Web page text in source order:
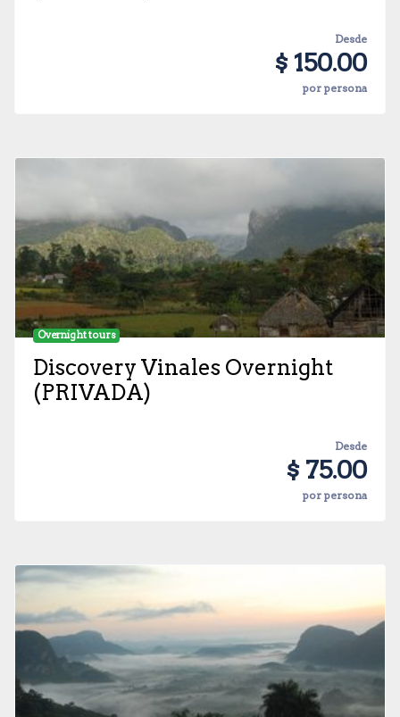
Desde
$ 150.00
por persona
Overnight tours
Discovery Vinales Overnight
(PRIVADA)
Desde
$ 75.00
por persona